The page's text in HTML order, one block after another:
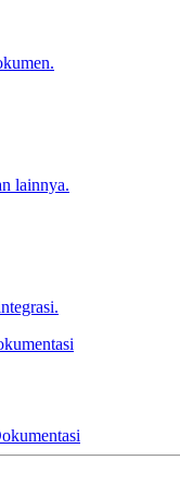
lainnya.